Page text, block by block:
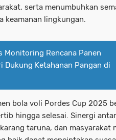
serta menumbuhkan
keamanan lingkungan.
Monitoring Rencana Panen
Dukung Ketahanan Pangan di
bola voli Pordes Cup 2025
hingga selesai. Sinergi
taruna, dan masyarakat